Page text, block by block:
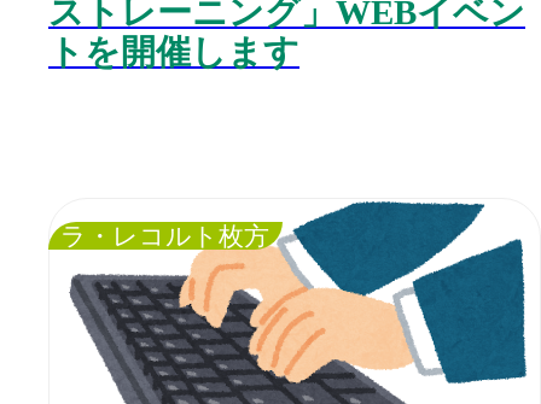
ストレーニング」WEBイベン
トを開催します
ラ・レコルト枚方